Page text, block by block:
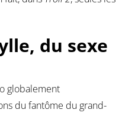
du sexe
globalement
du fantôme du grand-